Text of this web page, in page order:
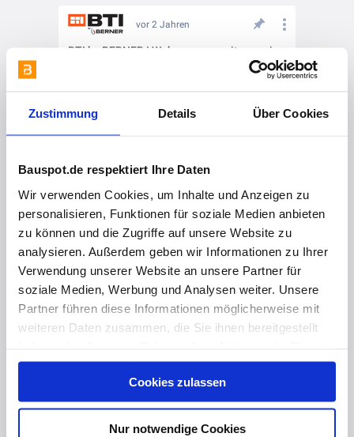
Zustimmung Details Über Cookies
Bauspot.de respektiert Ihre Daten
Wir verwenden Cookies, um Inhalte und Anzeigen zu
personalisieren, Funktionen für soziale Medien anbieten
zu können und die Zugriffe auf unsere Website zu
analysieren. Außerdem geben wir Informationen zu Ihrer
Verwendung unserer Website an unsere Partner für
soziale Medien, Werbung und Analysen weiter. Unsere
Partner führen diese Informationen möglicherweise mit
weiteren Daten zusammen, die Sie ihnen bereitgestellt
gesammelt haben. Hier finden Sie Informationen zum
und unserImpressum.
Cookies zulassen
Nur notwendige Cookies
vor 2 Jahren
vor 2 Jahren
BTI by BERNER | 4F-System